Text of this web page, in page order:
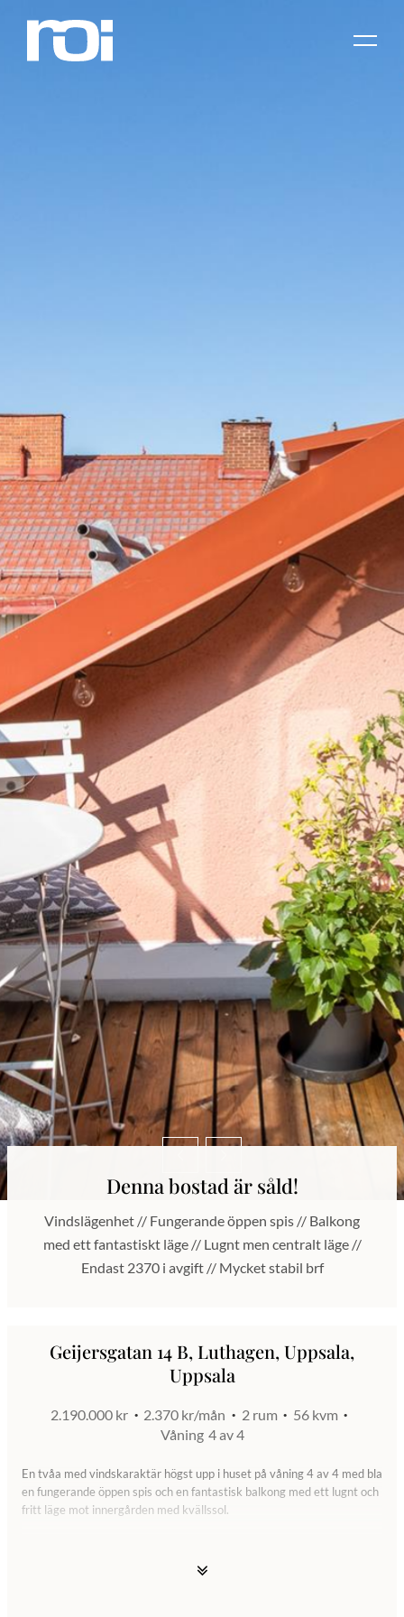
Denna bostad är såld!
Vindslägenhet // Fungerande öppen spis // Balkong
med ett fantastiskt läge // Lugnt men centralt läge //
Endast 2370 i avgift // Mycket stabil brf
Geijersgatan 14 B, Luthagen, Uppsala,
Uppsala
2.190.000 kr 2.370 kr/mån 2 rum
56 kvm
Våning 4 av 4
En tvåa med vindskaraktär högst upp i huset på våning 4 av 4 med bla
en fungerande öppen spis och en fantastisk balkong med ett lugnt och
fritt läge mot innergården med kvällssol.
smakfullt renoverat och helkaklat badrum med dusch och plats för